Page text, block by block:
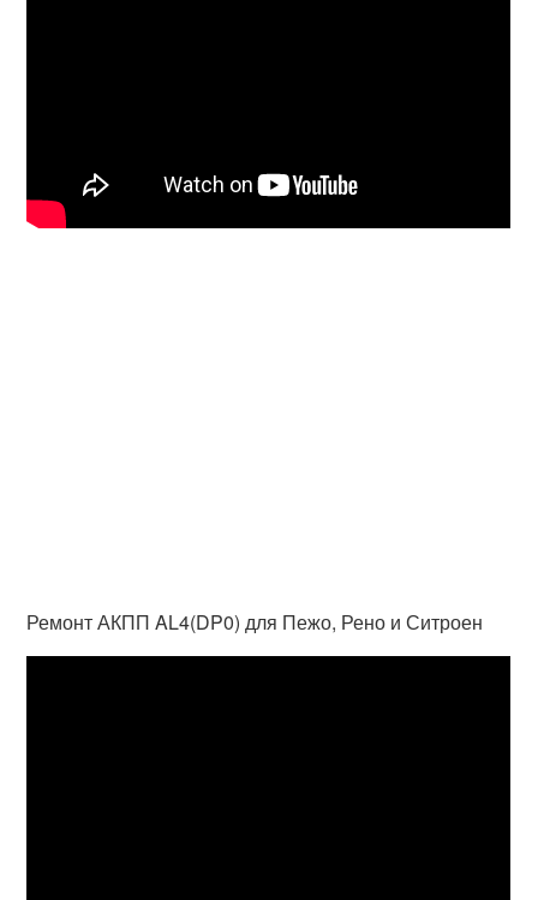
Ремонт АКПП AL4(DP0) для Пежо, Рено и Ситроен